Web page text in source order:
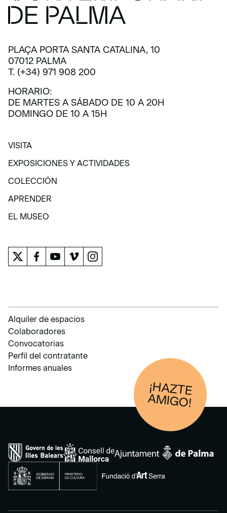
PLAÇA PORTA SANTA CATALINA, 10
07012 PALMA
T. (+34) 971 908 200
HORARIO:
DE MARTES A SÁBADO DE 10 A 20H
DOMINGO DE 10 A 15H
VISITA
VISITA
EXPOSICIONES Y ACTIVIDADES
EXPOSICIONES Y ACTIVIDADES
COLECCIÓN
COLECCIÓN
APRENDER
APRENDER
EL MUSEO
Alquiler de espacios
Colaboradores
Convocatorias
Perfil del contratante
Informes anuales
¡HAZTE
AM
IGO!